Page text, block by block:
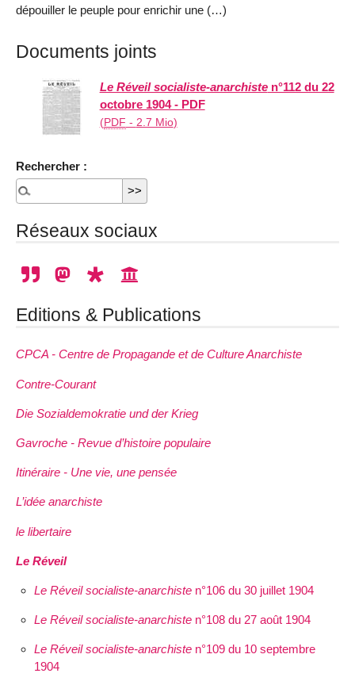
dépouiller le peuple pour enrichir une (…)
Documents joints
Le Réveil socialiste-anarchisten°112 du 22
octobre 1904 - PDF
(PDF - 2.7 Mio)
Rechercher :
Réseaux sociaux
Editions & Publications
CPCA - Centre de Propagande et de Culture Anarchiste
Contre-Courant
Die Sozialdemokratie und der Krieg
Gavroche - Revue d’histoire populaire
Itinéraire - Une vie, une pensée
L’idée anarchiste
le libertaire
Le Réveil
Le Réveil socialiste-anarchisten°106 du 30 juillet 1904
Le Réveil socialiste-anarchisten°108 du 27 août 1904
Le Réveil socialiste-anarchisten°109 du 10 septembre
1904